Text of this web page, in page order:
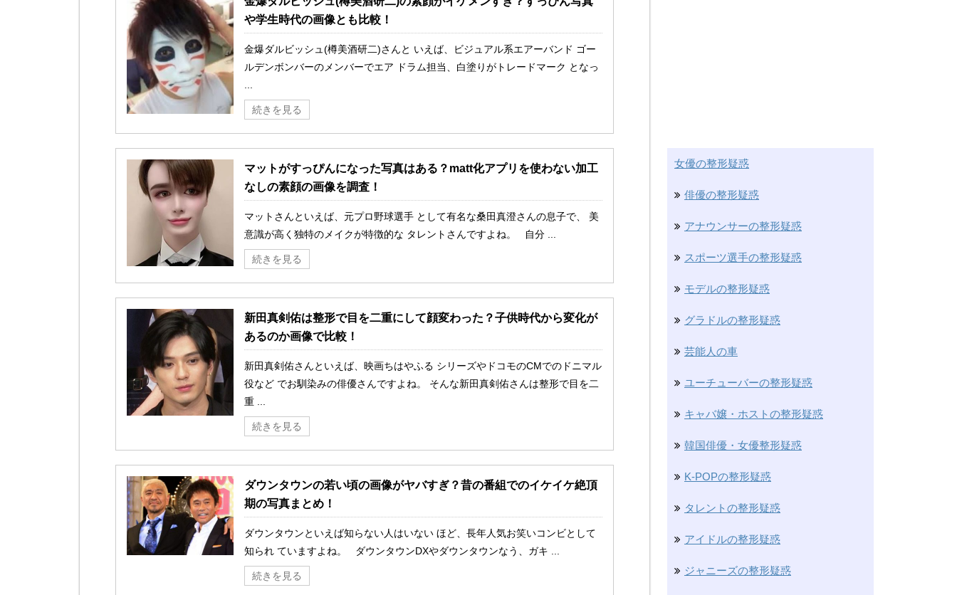
や学生時代の画像とも比較！
金爆ダルビッシュ(樽美酒研二)さんと いえば、ビジュアル系エアーバンド ゴー
ルデンボンバーのメンバーでエア ドラム担当、白塗りがトレードマーク となっ
続きを見る
マットがすっぴんになった写真はある？matt化アプリを使わない加工
なしの素顔の画像を調査！
マットさんといえば、元プロ野球選手 として有名な桑田真澄さんの息子で、 美
意識が高く独特のメイクが特徴的な タレントさんですよね。 自分 ...
続きを見る
新田真剣佑は整形で目を二重にして顔変わった？子供時代から変化が
あるのか画像で比較！
新田真剣佑さんといえば、映画ちはやふる シリーズやドコモのCMでのドニマル
役など でお馴染みの俳優さんですよね。 そんな新田真剣佑さんは整形で目を二
重 ...
続きを見る
ダウンタウンの若い頃の画像がヤバすぎ？昔の番組でのイケイケ絶頂
期の写真まとめ！
ダウンタウンといえば知らない人はいない ほど、長年人気お笑いコンビとして
知られ ていますよね。 ダウンタウンDXやダウンタウンなう、ガキ ...
続きを見る
女優の整形疑惑
俳優の整形疑惑
アナウンサーの整形疑惑
スポーツ選手の整形疑惑
モデルの整形疑惑
グラドルの整形疑惑
芸能人の車
ユーチューバーの整形疑惑
キャバ嬢・ホストの整形疑惑
韓国俳優・女優整形疑惑
K-POPの整形疑惑
タレントの整形疑惑
アイドルの整形疑惑
ジャニーズの整形疑惑